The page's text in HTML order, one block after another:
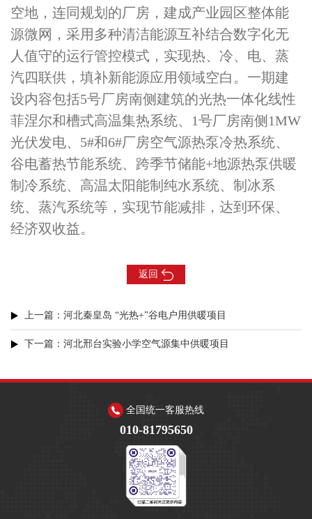
空地，连同规划的厂房，建成产业园区整体能
源微网，采用多种清洁能源互补结合数字化无
人值守的运行管控模式，实现热、冷、电、蒸
汽四联供，填补新能源应用领域空白。一期建
设内容包括5号厂房南侧建筑的光热一体化线性
菲涅尔和槽式高温集热系统、1号厂房南侧1MW
光伏发电、5#和6#厂房空气源热泵冷热系统、
谷电蓄热节能系统、跨季节储能+地源热泵供暖
制冷系统、高温太阳能制纯水系统、制冰系
统、蒸汽系统等，实现节能减排，达到环保、
经济双收益。
返回
上一篇：河北秦皇岛 “光热+”谷电户用供暖项目
下一篇：河北邢台实验小学空气源集中供暖项目
全国统一客服热线
010-81795650